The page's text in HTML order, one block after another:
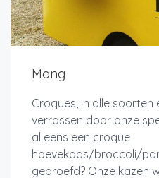
Mong
Croques, in alle soorten
verrassen door onze
al eens een croque
hoevekaas/broccoli/
geproefd? Onze kazen